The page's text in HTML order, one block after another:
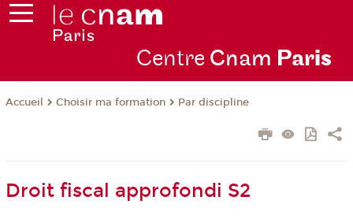
Centre Cnam Paris
Accueil Choisir ma formation Par discipline
Droit fiscal approfondi S2